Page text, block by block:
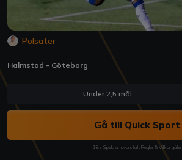
Polsater
Halmstad - Göteborg
Under 2,5 mål
Gå till Quick Sport
18+ Spela ansvarsfullt Regler & Villkor gäller